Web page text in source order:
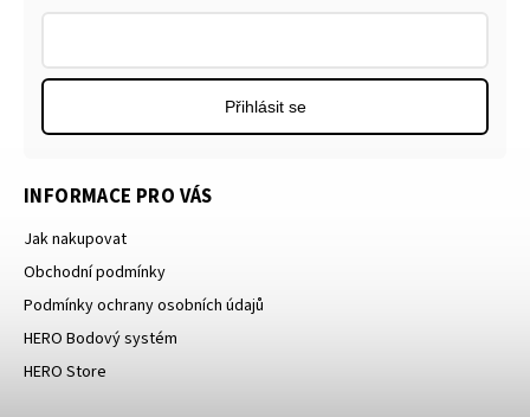
INFORMACE PRO VÁS
Jak nakupovat
Obchodní podmínky
Podmínky ochrany osobních údajů
HERO Bodový systém
HERO Store
Přihlásit se